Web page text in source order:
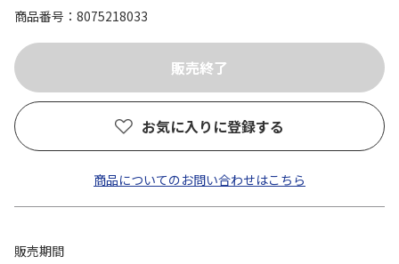
商品番号
8075218033
お気に入りに登録する
商品についてのお問い合わせはこちら
販売期間